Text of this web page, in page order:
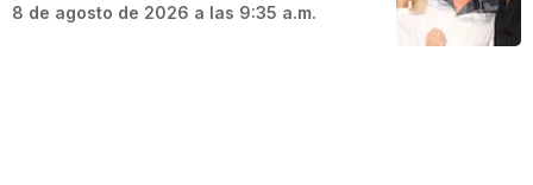
8 de agosto de 2026 a las 9:35 a.m.